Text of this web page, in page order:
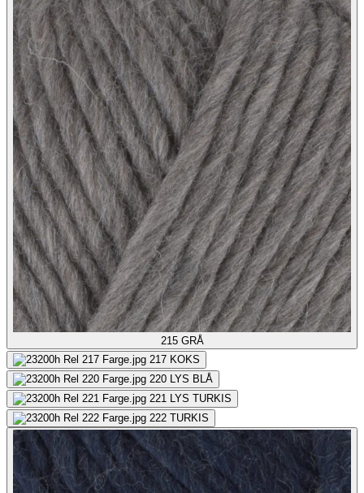
215 GRÅ
217 KOKS
220 LYS BLÅ
221 LYS TURKIS
222 TURKIS